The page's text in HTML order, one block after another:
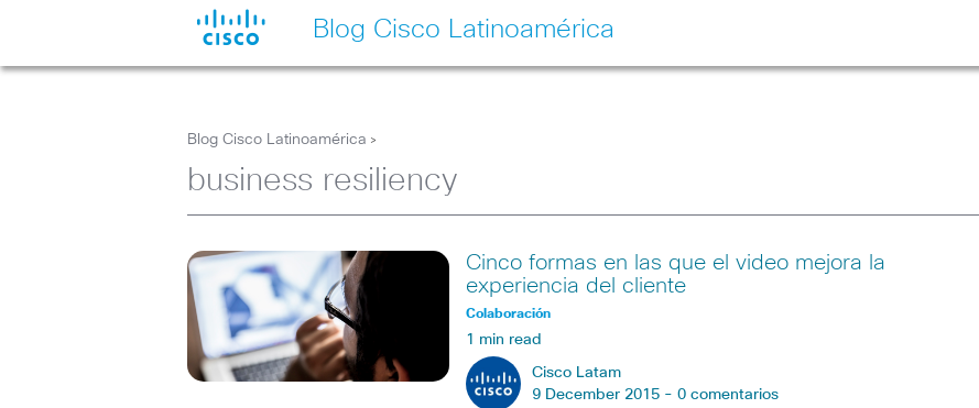
Blog Cisco Latinoamérica
Blog Cisco Latinoamérica >
business resiliency
Cinco formas en las que el video mejora la
experiencia del cliente
Colaboración
1 min read
Cisco Latam
9 December 2015 - 0 comentarios